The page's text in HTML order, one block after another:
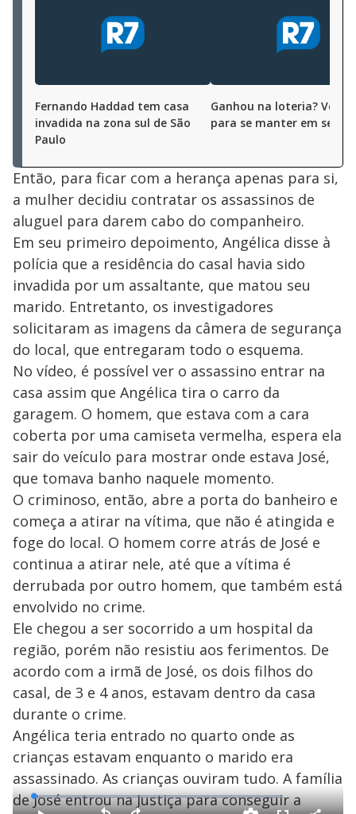
Fernando Haddad tem casa
invadida na zona sul de São
Paulo
Ganhou na loteria? Veja
para se manter em
Então, para ficar com a herança apenas para si,
a mulher decidiu contratar os assassinos de
aluguel para darem cabo do companheiro.
Em seu primeiro depoimento, Angélica disse à
polícia que a residência do casal havia sido
invadida por um assaltante, que matou seu
marido. Entretanto, os investigadores
solicitaram as imagens da câmera de segurança
do local, que entregaram todo o esquema.
No vídeo, é possível ver o assassino entrar na
casa assim que Angélica tira o carro da
garagem. O homem, que estava com a cara
coberta por uma camiseta vermelha, espera ela
sair do veículo para mostrar onde estava José,
que tomava banho naquele momento.
O criminoso, então, abre a porta do banheiro e
começa a atirar na vítima, que não é atingida e
foge do local. O homem corre atrás de José e
continua a atirar nele, até que a vítima é
derrubada por outro homem, que também está
envolvido no crime.
Ele chegou a ser socorrido a um hospital da
região, porém não resistiu aos ferimentos. De
acordo com a irmã de José, os dois filhos do
casal, de 3 e 4 anos, estavam dentro da casa
durante o crime.
Angélica teria entrado no quarto onde as
crianças estavam enquanto o marido era
assassinado. As crianças ouviram tudo. A família
de José entrou na Justiça para conseguir a
L
o